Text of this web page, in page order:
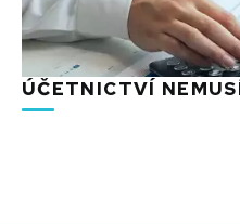
ÚČETNICTVÍ